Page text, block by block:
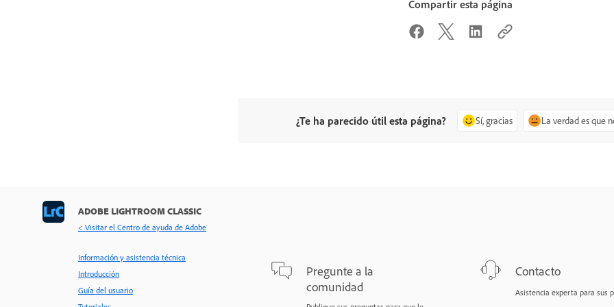
Compartir esta página
¿Te ha parecido útil esta página? Sí, gracias La verdad es que
ADOBE LIGHTROOM CLASSIC
< Visitar el Centro de ayuda de Adobe
Información y asistencia técnica
Introducción
Guía del usuario
Pregunte a la
comunidad
Contacto
Asistencia experta para sus